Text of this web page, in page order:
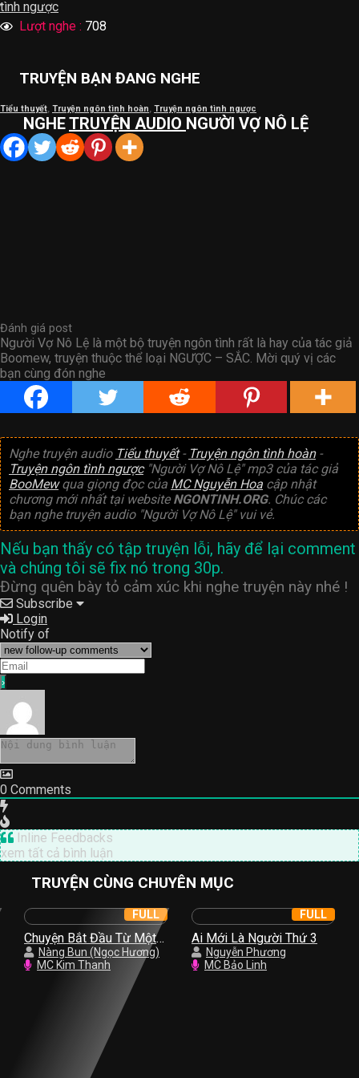
tình ngược
Lượt nghe : 708
TRUYỆN BẠN ĐANG NGHE
Tiểu thuyết, Truyện ngôn tình hoàn, Truyện ngôn tình ngược
NGHETRUYỆN AUDIO NGƯỜI VỢ NÔ LỆ
Đánh giá post
Người Vợ Nô Lệ là một bộ truyện ngôn tình rất là hay của tác giả
Boomew, truyện thuộc thể loại NGƯỢC – SẮC. Mời quý vị các
bạn cùng đón nghe
Nghe truyện audio Tiểu thuyết- Truyện ngôn tình hoàn-
Truyện ngôn tình ngược"Người Vợ Nô Lệ" mp3 của tác giả
BooMewqua giọng đọc của MC Nguyễn Hoa cập nhật
chương mới nhất tại website NGONTINH.ORG. Chúc các
bạn nghe truyện audio "Người Vợ Nô Lệ" vui vẻ.
Nếu bạn thấy có tập truyện lỗi, hãy để lại comment
và chúng tôi sẽ fix nó trong 30p.
Đừng quên bày tỏ cảm xúc khi nghe truyện này nhé !
Subscribe
Login
Notify of
0 Comments
Inline Feedbacks
xem tất cả bình luận
TRUYỆN CÙNG CHUYÊN MỤC
Chuyện Bắt Đầu Từ Một
Nụ Hồng
Nàng Bun (Ngọc Hương)
MC Kim Thanh
FULL
Ai Mới Là Người Thứ 3
Nguyễn Phương
MC Bảo Linh
FULL